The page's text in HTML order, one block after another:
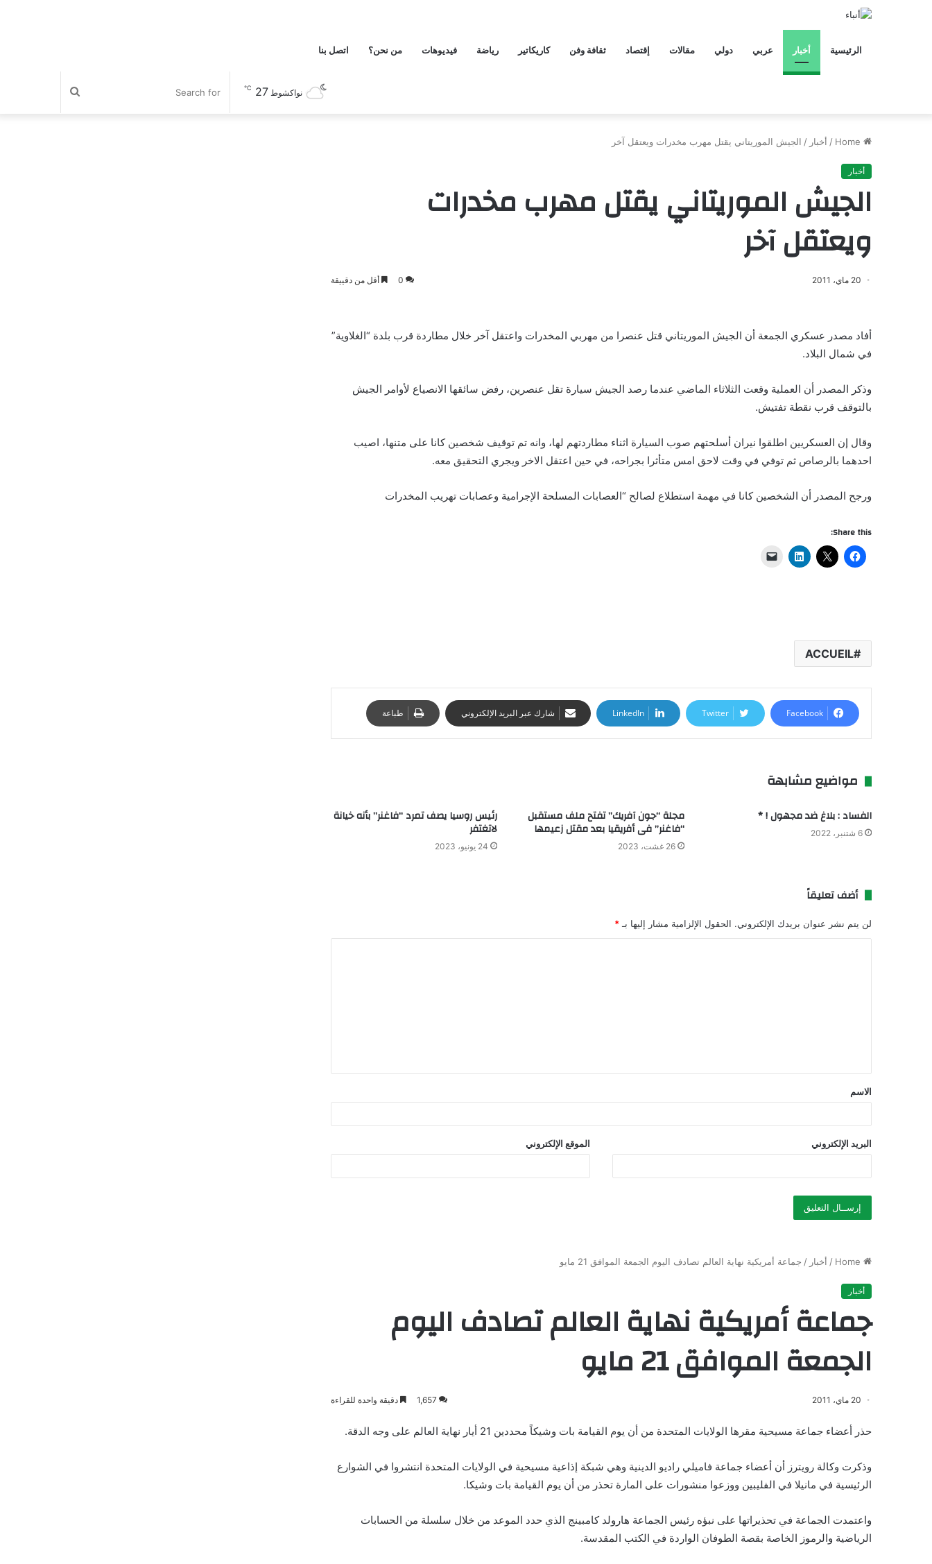
الرئيسية أخبار عربي دولي مقالات إقتصاد ثقافة وفن كاريكاتير رياضة فيديوهات من نحن؟ اتصل بنا
نواكشوط 27
℃
/ أخبار / الجيش الموريتاني يقتل مهرب مخدرات ويعتقل آخر
أخبار
الجيش الموريتاني يقتل مهرب مخدرات
ويعتقل آخر
20 ماي، 2011 0 أقل من دقييقة
أفاد مصدر عسكري الجمعة أن الجيش الموريتاني قتل عنصرا من مهربي المخدرات واعتقل آخر خلال مطاردة قرب بلدة “الغلاوية”
في شمال البلاد.
وذكر المصدر أن العملية وقعت الثلاثاء الماضي عندما رصد الجيش سيارة تقل عنصرين، رفض سائقها الانصياع لأوامر الجيش
بالتوقف قرب نقطة تفتيش.
وقال إن العسكريين اطلقوا نيران أسلحتهم صوب السيارة اثناء مطاردتهم لها، وانه تم توقيف شخصين كانا على متنها، اصيب
احدهما بالرصاص ثم توفي في وقت لاحق امس متأثرا بجراحه، في حين اعتقل الاخر ويجري التحقيق معه.
ورجح المصدر أن الشخصين كانا في مهمة استطلاع لصالح “العصابات المسلحة الإجرامية وعصابات تهريب المخدرات
Share this:
ACCUEIL
Facebook
Twitter
LinkedIn شارك عبر البريد الإلكتروني طباعة
مواضيع مشابهة
الفساد : بلاغ ضد مجهول ! *
6 شتنبر، 2022
مجلة “جون آفريك” تفتح ملف مستقبل
“فاغنر” فى أفريقيا بعد مقتل زعيمها
26 غشت، 2023
رئيس روسيا يصف تمرد “فاغنر” بأنه خيانة
لاتغتفر
24 يونيو، 2023
أضف تعليقاً
لن يتم نشر عنوان بريدك الإلكتروني. الحقول الإلزامية مشار إليها بـ *
ق
*
الاسم
البريد الإلكتروني الموقع الإلكتروني